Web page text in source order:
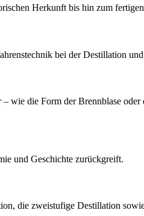
Herkunft bis hin zum
bei der Destillation
wie die Form der Brennblase
und Geschichte zurückgreift.
die zweistufige Destillation